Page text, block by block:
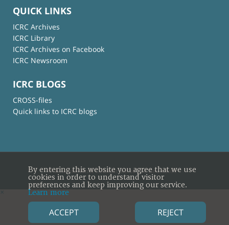
QUICK LINKS
ICRC Archives
ICRC Library
ICRC Archives on Facebook
ICRC Newsroom
ICRC BLOGS
CROSS-files
Quick links to ICRC blogs
© International Committee of the Red Cross
×
By entering this website you agree that we use
cookies in order to understand visitor
preferences and keep improving our service.
Learn more
ACCEPT REJECT